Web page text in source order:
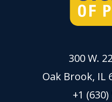
300 W.
Oak Brook, IL
+1